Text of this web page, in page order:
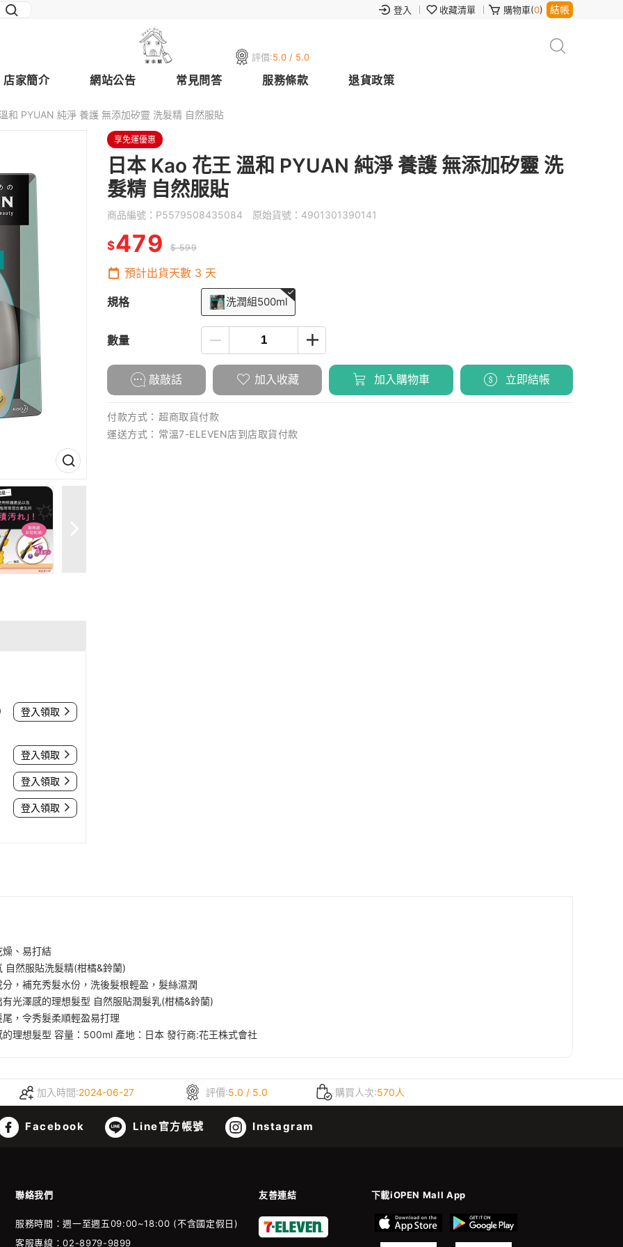
登入 收藏清單 購物車(0) 結帳
評價:5.0 / 5.0
店家簡介 網站公告 常見問答 服務條款 退貨政策
和 PYUAN 純淨 養護 無添加矽靈 洗髮精 自然服貼
登入領取
登入領取
登入領取
登入領取
享免運優惠
日本 Kao 花王 溫和 PYUAN 純淨 養護 無添加矽靈 洗
髮精 自然服貼
商品編號： P5579508435084 原始貨號： 4901301390141
$479 $ 599
預計出貨天數 3 天
規格 洗潤組500ml
數量
敲敲話 加入收藏 加入購物車 立即結帳
付款方式： 超商取貨付款
運送方式： 常溫7-ELEVEN店到店取貨付款
、易打結
然服貼洗髮精(柑橘&鈴蘭)
，補充秀髮水份，洗後髮根輕盈，髮絲濕潤
光澤感的理想髮型 自然服貼潤髮乳(柑橘&鈴蘭)
，令秀髮柔順輕盈易打理
理想髮型 容量：500ml 產地：日本 發行商:花王株式會社
加入時間:2024-06-27 評價:5.0 / 5.0 購買人次:570人
Facebook Line官方帳號 Instagram
聯絡我們 友善連結 下載iOPEN Mall App
服務時間：週一至週五09:00~18:00 (不含國定假日)
客服專線：02-8979-9899